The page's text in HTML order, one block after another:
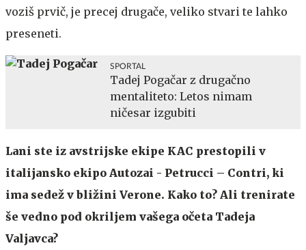
voziš prvič, je precej drugače, veliko stvari te lahko
preseneti.
SPORTAL
Tadej Pogačar z drugačno
mentaliteto: Letos nimam
ničesar izgubiti
Lani ste iz avstrijske ekipe KAC prestopili v
italijansko ekipo Autozai - Petrucci – Contri, ki
ima sedež v bližini Verone. Kako to? Ali trenirate
še vedno pod okriljem vašega očeta Tadeja
Valjavca?